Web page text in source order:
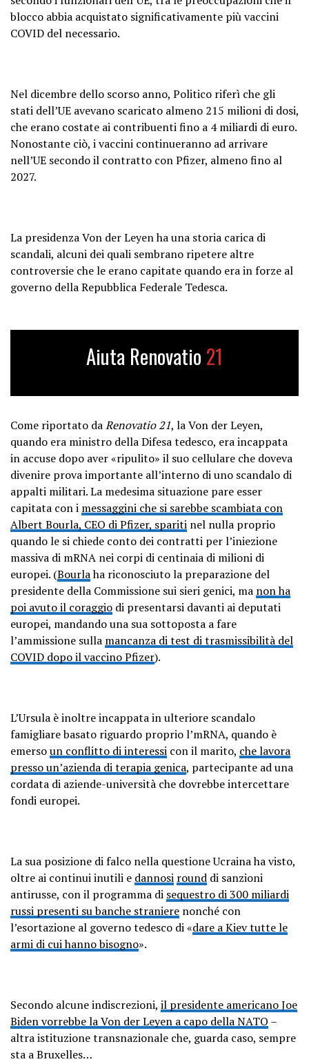
blocco abbia acquistato significativamente più vaccini
COVID del necessario.
Nel dicembre dello scorso anno, Politico riferì che gli
stati dell’UE avevano scaricato almeno 215 milioni di dosi,
che erano costate ai contribuenti fino a 4 miliardi di euro.
Nonostante ciò, i vaccini continueranno ad arrivare
nell’UE secondo il contratto con Pfizer, almeno fino al
2027.
La presidenza Von der Leyen ha una storia carica di
scandali, alcuni dei quali sembrano ripetere altre
controversie che le erano capitate quando era in forze al
governo della Repubblica Federale Tedesca.
Aiuta Renovatio 21
Come riportato daRenovatio 21, la Von der Leyen,
quando era ministro della Difesa tedesco, era incappata
in accuse dopo aver «ripulito» il suo cellulare che doveva
divenire prova importante all’interno di uno scandalo di
appalti militari. La medesima situazione pare esser
capitata con i messaggini che si sarebbe scambiata con
Albert Bourla, CEO di Pfizer, spariti nel nulla proprio
quando le si chiede conto dei contratti per l’iniezione
massiva di mRNA nei corpi di centinaia di milioni di
europei. (Bourlaha riconosciuto la preparazione del
presidente della Commissione sui sieri genici, ma non ha
poi avuto il coraggio di presentarsi davanti ai deputati
europei, mandando una sua sottoposta a fare
l’ammissione sulla mancanza di test di trasmissibilità del
COVID dopo il vaccino Pfizer).
L’Ursula è inoltre incappata in ulteriore scandalo
famigliare basato riguardo proprio l’mRNA, quando è
emersoun conflitto di interessi con il marito, che lavora
presso un’azienda di terapia genica, partecipante ad una
cordata di aziende-università che dovrebbe intercettare
fondi europei.
La sua posizione di falco nella questione Ucraina ha visto,
oltre ai continui inutili e dannosi round di sanzioni
antirusse, con il programma di sequestro di 300 miliardi
russi presenti su banche straniere nonché con
l’esortazione al governo tedesco di «dare a Kiev tutte le
armi di cui hanno bisogno».
Secondo alcune indiscrezioni, il presidente americano Joe
Biden vorrebbe la Von der Leyen a capo della NATO –
altra istituzione transnazionale che, guarda caso, sempre
sta a Bruxelles…